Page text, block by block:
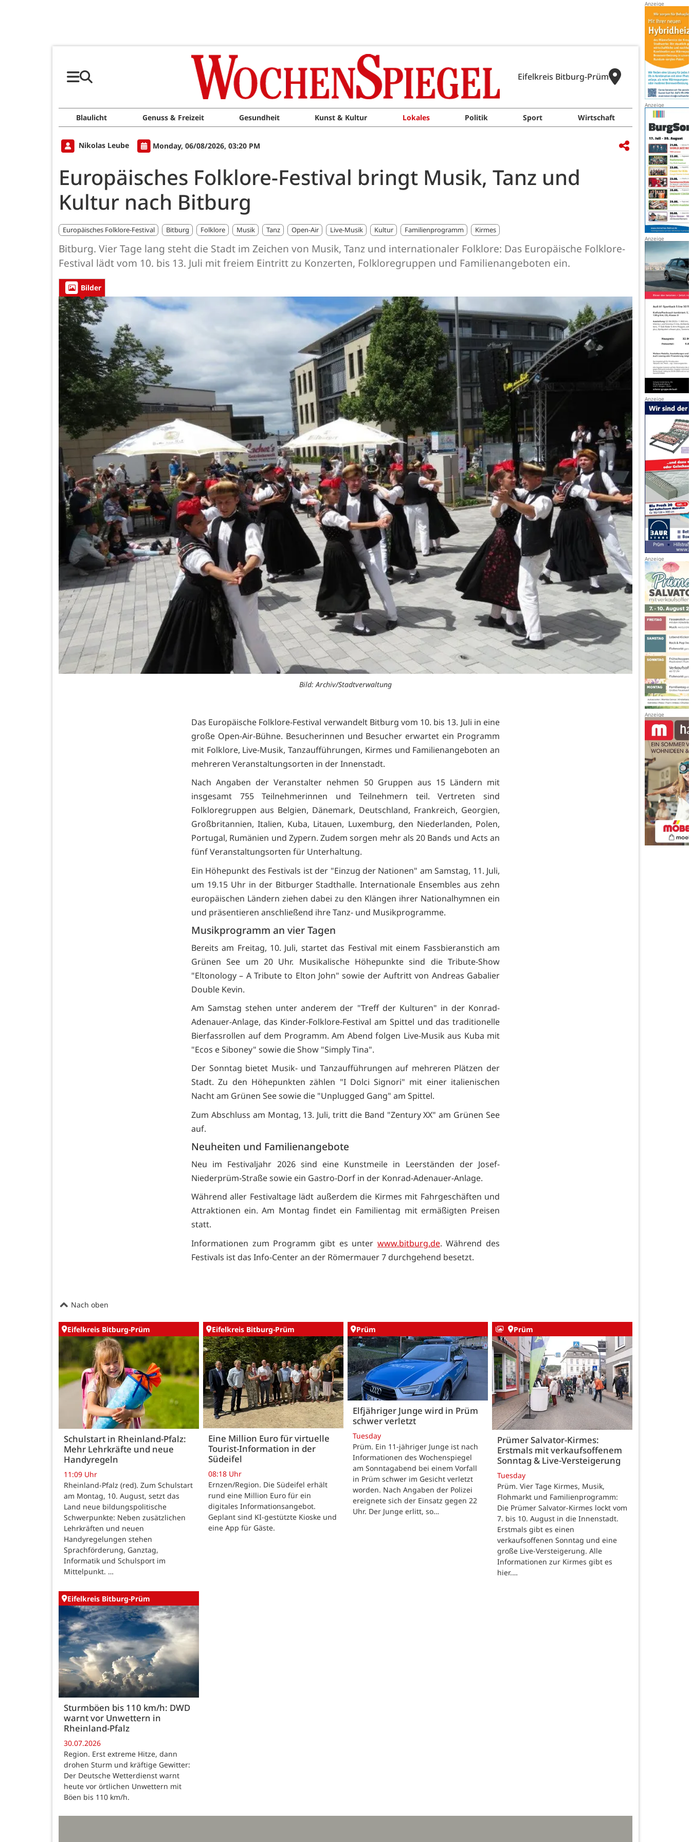
Eifelkreis Bitburg-Prüm
Blaulicht Genuss & Freizeit Gesundheit Kunst & Kultur Lokales Politik Sport Wirtschaft
Nikolas Leube Monday, 06/08/2026, 03:20 PM
Europäisches Folklore-Festival bringt Musik, Tanz und
Kultur nach Bitburg
Europäisches Folklore-Festival Bitburg Folklore Musik Tanz Open-Air Live-Musik Kultur Familienprogramm Kirmes
Bitburg. Vier Tage lang steht die Stadt im Zeichen von Musik, Tanz und internationaler Folklore: Das Europäische Folklore-
Festival lädt vom 10. bis 13. Juli mit freiem Eintritt zu Konzerten, Folkloregruppen und Familienangeboten ein.
Bilder
Bild: Archiv/Stadtverwaltung
Das Europäische Folklore-Festival verwandelt Bitburg vom 10. bis 13. Juli in eine
große Open-Air-Bühne. Besucherinnen und Besucher erwartet ein Programm
mit Folklore, Live-Musik, Tanzaufführungen, Kirmes und Familienangeboten an
mehreren Veranstaltungsorten in der Innenstadt.
Nach Angaben der Veranstalter nehmen 50 Gruppen aus 15 Ländern mit
insgesamt 755 Teilnehmerinnen und Teilnehmern teil. Vertreten sind
Folkloregruppen aus Belgien, Dänemark, Deutschland, Frankreich, Georgien,
Großbritannien, Italien, Kuba, Litauen, Luxemburg, den Niederlanden, Polen,
Portugal, Rumänien und Zypern. Zudem sorgen mehr als 20 Bands und Acts an
fünf Veranstaltungsorten für Unterhaltung.
Ein Höhepunkt des Festivals ist der "Einzug der Nationen" am Samstag, 11. Juli,
um 19.15 Uhr in der Bitburger Stadthalle. Internationale Ensembles aus zehn
europäischen Ländern ziehen dabei zu den Klängen ihrer Nationalhymnen ein
und präsentieren anschließend ihre Tanz- und Musikprogramme.
Musikprogramm an vier Tagen
Bereits am Freitag, 10. Juli, startet das Festival mit einem Fassbieranstich am
Grünen See um 20 Uhr. Musikalische Höhepunkte sind die Tribute-Show
"Eltonology – A Tribute to Elton John" sowie der Auftritt von Andreas Gabalier
Double Kevin.
Am Samstag stehen unter anderem der "Treff der Kulturen" in der Konrad-
Adenauer-Anlage, das Kinder-Folklore-Festival am Spittel und das traditionelle
Bierfassrollen auf dem Programm. Am Abend folgen Live-Musik aus Kuba mit
"Ecos e Siboney" sowie die Show "Simply Tina".
Der Sonntag bietet Musik- und Tanzaufführungen auf mehreren Plätzen der
Stadt. Zu den Höhepunkten zählen "I Dolci Signori" mit einer italienischen
Nacht am Grünen See sowie die "Unplugged Gang" am Spittel.
Zum Abschluss am Montag, 13. Juli, tritt die Band "Zentury XX" am Grünen See
auf.
Neuheiten und Familienangebote
Neu im Festivaljahr 2026 sind eine Kunstmeile in Leerständen der Josef-
Niederprüm-Straße sowie ein Gastro-Dorf in der Konrad-Adenauer-Anlage.
Während aller Festivaltage lädt außerdem die Kirmes mit Fahrgeschäften und
Attraktionen ein. Am Montag findet ein Familientag mit ermäßigten Preisen
statt.
Informationen zum Programm gibt es unter www.bitburg.de. Während des
Festivals ist das Info-Center an der Römermauer 7 durchgehend besetzt.
Nach oben
Eifelkreis Bitburg-Prüm
Schulstart in Rheinland-Pfalz:
Mehr Lehrkräfte und neue
Handyregeln
11:09 Uhr
Rheinland-Pfalz (red). Zum Schulstart
am Montag, 10. August, setzt das
Land neue bildungspolitische
Schwerpunkte: Neben zusätzlichen
Lehrkräften und neuen
Handyregelungen stehen
Sprachförderung, Ganztag,
Informatik und Schulsport im
Mittelpunkt. …
Eifelkreis Bitburg-Prüm
Eine Million Euro für virtuelle
Tourist-Information in der
Südeifel
08:18 Uhr
Ernzen/Region. Die Südeifel erhält
rund eine Million Euro für ein
digitales Informationsangebot.
Geplant sind KI-gestützte Kioske und
eine App für Gäste.
Prüm
Elfjähriger Junge wird in Prüm
schwer verletzt
Tuesday
Prüm. Ein 11-jähriger Junge ist nach
Informationen des Wochenspiegel
am Sonntagabend bei einem Vorfall
in Prüm schwer im Gesicht verletzt
worden. Nach Angaben der Polizei
ereignete sich der Einsatz gegen 22
Uhr. Der Junge erlitt, so…
Prüm
Prümer Salvator-Kirmes:
Erstmals mit verkaufsoffenem
Sonntag & Live-Versteigerung
Tuesday
Prüm. Vier Tage Kirmes, Musik,
Flohmarkt und Familienprogramm:
Die Prümer Salvator-Kirmes lockt vom
7. bis 10. August in die Innenstadt.
Erstmals gibt es einen
verkaufsoffenen Sonntag und eine
große Live-Versteigerung. Alle
Informationen zur Kirmes gibt es
hier.…
Eifelkreis Bitburg-Prüm
Sturmböen bis 110 km/h: DWD
warnt vor Unwettern in
Rheinland-Pfalz
30.07.2026
Region. Erst extreme Hitze, dann
drohen Sturm und kräftige Gewitter:
Der Deutsche Wetterdienst warnt
heute vor örtlichen Unwettern mit
Böen bis 110 km/h.